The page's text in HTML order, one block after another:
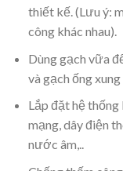
thiết kế. (Lưu ý:
công khác nhau).
Dùng gạch vữa
và gạch ống xung
Lắp đặt hệ thống
mạng, dây điện
nước âm,..